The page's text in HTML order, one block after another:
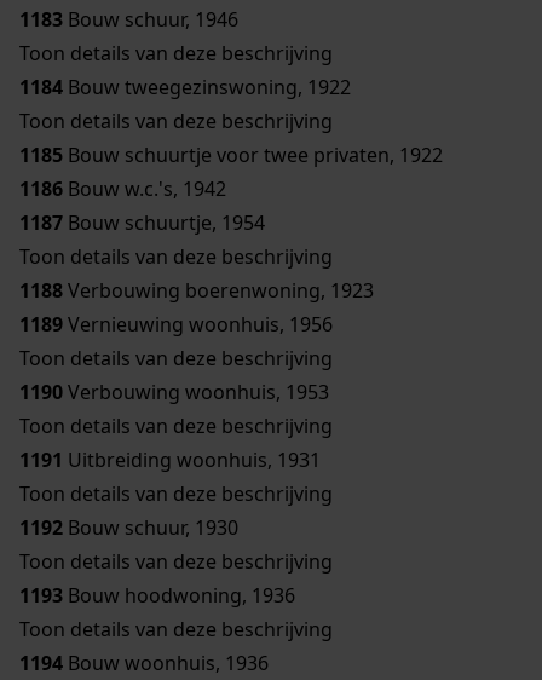
1183 Bouw schuur, 1946
Toon details van deze beschrijving
1184 Bouw tweegezinswoning, 1922
Toon details van deze beschrijving
1185 Bouw schuurtje voor twee privaten, 1922
1186 Bouw w.c.'s, 1942
1187 Bouw schuurtje, 1954
Toon details van deze beschrijving
1188Verbouwing boerenwoning, 1923
1189Vernieuwing woonhuis, 1956
Toon details van deze beschrijving
1190Verbouwing woonhuis, 1953
Toon details van deze beschrijving
1191 Uitbreiding woonhuis, 1931
Toon details van deze beschrijving
1192 Bouw schuur, 1930
Toon details van deze beschrijving
1193 Bouw hoodwoning, 1936
Toon details van deze beschrijving
1194 Bouw woonhuis, 1936